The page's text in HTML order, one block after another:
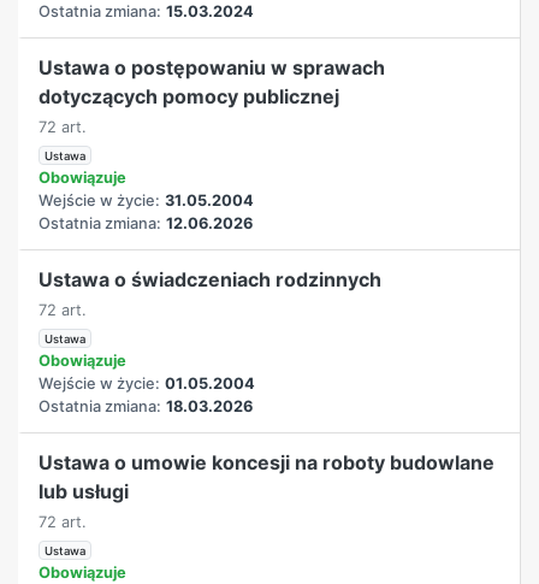
Ostatnia zmiana: 15.03.2024
Ustawa o postępowaniu w sprawach
dotyczących pomocy publicznej
72 art.
Ustawa
Obowiązuje
Wejście w życie: 31.05.2004
Ostatnia zmiana: 12.06.2026
Ustawa o świadczeniach rodzinnych
72 art.
Ustawa
Obowiązuje
Wejście w życie: 01.05.2004
Ostatnia zmiana: 18.03.2026
Ustawa o umowie koncesji na roboty budowlane
lub usługi
72 art.
Ustawa
Obowiązuje